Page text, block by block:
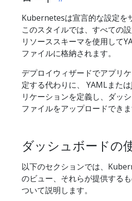
Kubernetesは宣言的な設定を
このスタイルでは、すべての
リソーススキーマを使用して
ファイルに格納されます。
デプロイウィザードでアプリ
定する代わりに、 YAMLまた
リケーションを定義し、ダッ
ファイルをアップロードできま
ダッシュボードの
以下のセクションでは、
のビュー、それらが提供する
ついて説明します。